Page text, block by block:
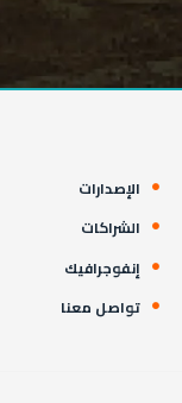
الإصدارات
الشراكات
إنفوجرافيك
تواصل معنا